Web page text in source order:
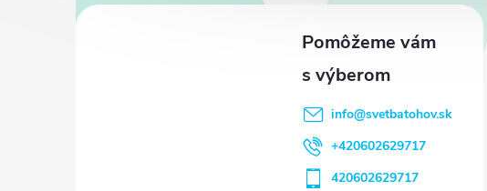
info@svetbatohov.sk
+420602629717
420602629717